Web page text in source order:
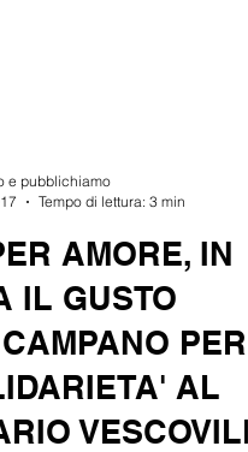
e pubblichiamo
Tempo di lettura: 3 min
AMORE, IN
IL GUSTO
PER
AL
VESCOVILE